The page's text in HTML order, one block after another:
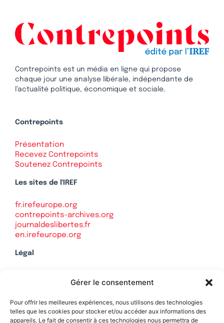
Gérer le consentement
Pour offrir les meilleures expériences, nous utilisons des technologies
telles que les cookies pour stocker et/ou accéder aux informations des
appareils. Le fait de consentir à ces technologies nous permettra de
Contrepoints est un média en ligne qui propose
chaque jour une analyse libérale, indépendante de
l’actualité politique, économique et sociale.
Contrepoints
Présentation
Recevez Contrepoints
Soutenez Contrepoints
Les sites de l'IREF
fr.irefeurope.org
contrepoints-archives.org
journaldeslibertes.fr
en.irefeurope.org
Légal
Politique de confidentialité